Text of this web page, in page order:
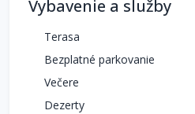
Vybavenie a služby
Terasa
Bezplatné parkovanie
Večere
Dezerty